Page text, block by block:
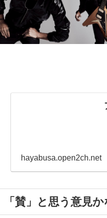
hayabusa.open2ch.net
「賛」と思う意見か